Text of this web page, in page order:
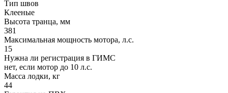
Тип швов
Клееные
Высота транца, мм
381
Максимальная мощность мотора, л.с.
15
Нужна ли регистрация в ГИМС
нет, если мотор до 10 л.с.
Масса лодки, кг
44